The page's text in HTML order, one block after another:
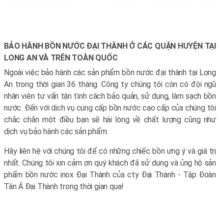
BẢO HÀNH BỒN NƯỚC ĐẠI THÀNH Ở CÁC QUẬN HUYỆN TẠI
LONG AN VÀ TRÊN TOÀN QUỐC
Ngoài việc bảo hành các sản phẩm bồn nước đại thành tại Long
An trong thời gian 36 tháng. Công ty chúng tôi còn có đội ngũ
nhân viên tư vấn tận tình cách bảo quản, sử dụng, làm sạch bồn
nước. Đến với dịch vụ cung cấp bồn nước cao cấp của chúng tôi
chắc chắn một điều bạn sẽ hài lòng về chất lượng cũng như
dịch vụ bảo hành các sản phẩm.
Hãy liên hệ với chúng tôi để có những chiếc bồn ưng ý và giá trị
nhất. Chúng tôi xin cảm ơn quý khách đã sử dụng và ủng hộ sản
phẩm bồn nước inox Đại Thành của cty Đại Thành - Tập Đoàn
Tân Á Đại Thành trong thời gian qua!